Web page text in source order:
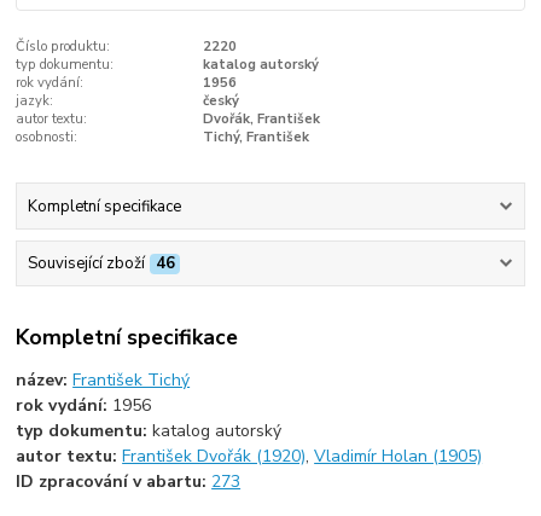
Číslo produktu:
2220
typ dokumentu:
katalog autorský
rok vydání:
1956
jazyk:
český
autor textu:
Dvořák, František
osobnosti:
Tichý, František
Kompletní specifikace
Související zboží 46
Kompletní specifikace
název:František Tichý
rok vydání: 1956
typ dokumentu:katalog autorský
autor textu:František Dvořák (1920),Vladimír Holan (1905)
ID zpracování v abartu: 273